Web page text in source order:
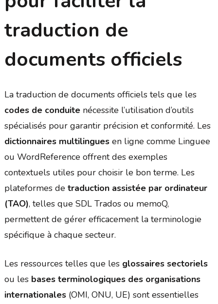
traduction de
documents officiels
La traduction de documents officiels tels que les
codes de conduitenécessite l’utilisation d’outils
spécialisés pour garantir précision et conformité. Les
dictionnaires multilinguesen ligne comme Linguee
ou WordReference offrent des exemples
contextuels utiles pour choisir le bon terme. Les
plateformes de traduction assistée par ordinateur
(TAO), telles que SDL Trados ou memoQ,
permettent de gérer efficacement la terminologie
spécifique à chaque secteur.
Les ressources telles que les glossaires sectoriels
ou les bases terminologiques des organisations
internationales(OMI, ONU, UE) sont essentielles